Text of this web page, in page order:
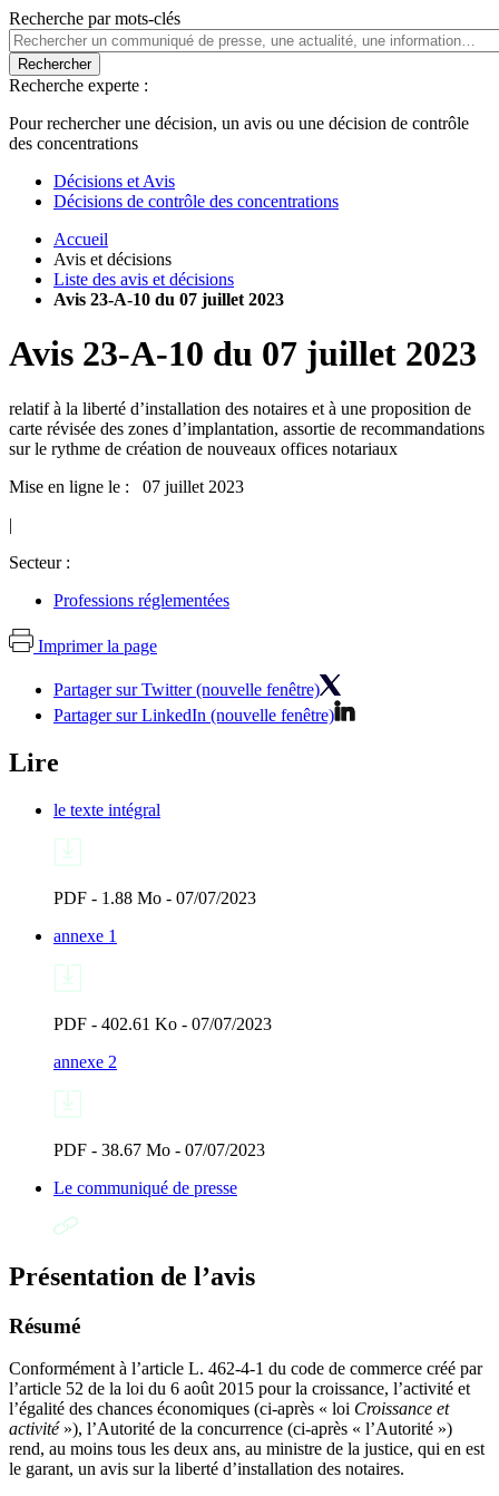
Recherche par mots-clés
Rechercher
Recherche experte :
Pour rechercher une décision, un avis ou une décision de contrôle
des concentrations
Décisions et Avis
Décisions de contrôle des concentrations
Accueil
Avis et décisions
Liste des avis et décisions
Avis 23-A-10 du 07 juillet 2023
Avis 23-A-10 du 07 juillet 2023
relatif à la liberté d’installation des notaires et à une proposition de
carte révisée des zones d’implantation, assortie de recommandations
sur le rythme de création de nouveaux offices notariaux
Mise en ligne le : 07 juillet 2023
|
Secteur :
Professions réglementées
Imprimer la page
Partager sur Twitter (nouvelle fenêtre)
Partager sur LinkedIn (nouvelle fenêtre)
Lire
le texte intégral
PDF - 1.88 Mo - 07/07/2023
annexe 1
PDF - 402.61 Ko - 07/07/2023
annexe 2
PDF - 38.67 Mo - 07/07/2023
Le communiqué de presse
Présentation de l’avis
Résumé
Conformément à l’article L. 462-4-1 du code de commerce créé par
l’article 52 de la loi du 6 août 2015 pour la croissance, l’activité et
l’égalité des chances économiques (ci-après « loi Croissance et
activité »), l’Autorité de la concurrence (ci-après « l’Autorité »)
rend, au moins tous les deux ans, au ministre de la justice, qui en est
le garant, un avis sur la liberté d’installation des notaires.